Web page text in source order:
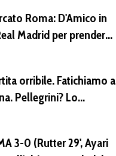
Roma: D'Amico in
Madrid per prendere
con diritto di riscatto.
orribile. Fatichiamo a
Pellegrini? Lo
tra un mese.
3-0 (Rutter 29', Ayari